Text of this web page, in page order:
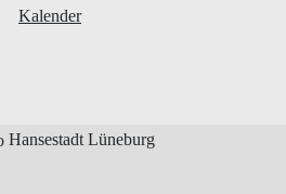
Kalender
Hansestadt Lüneburg